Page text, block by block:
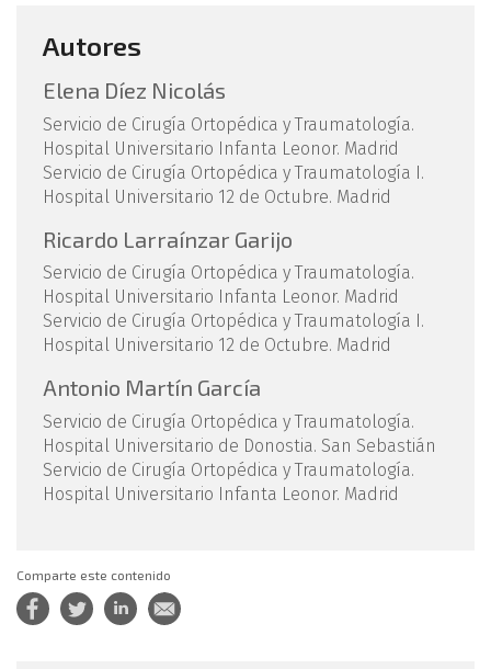
Autores
Elena Díez Nicolás
Servicio de Cirugía Ortopédica y Traumatología.
Hospital Universitario Infanta Leonor. Madrid
Servicio de Cirugía Ortopédica y Traumatología I.
Hospital Universitario 12 de Octubre. Madrid
Ricardo Larraínzar Garijo
Servicio de Cirugía Ortopédica y Traumatología.
Hospital Universitario Infanta Leonor. Madrid
Servicio de Cirugía Ortopédica y Traumatología I.
Hospital Universitario 12 de Octubre. Madrid
Antonio Martín García
Servicio de Cirugía Ortopédica y Traumatología.
Hospital Universitario de Donostia. San Sebastián
Servicio de Cirugía Ortopédica y Traumatología.
Hospital Universitario Infanta Leonor. Madrid
Comparte este contenido